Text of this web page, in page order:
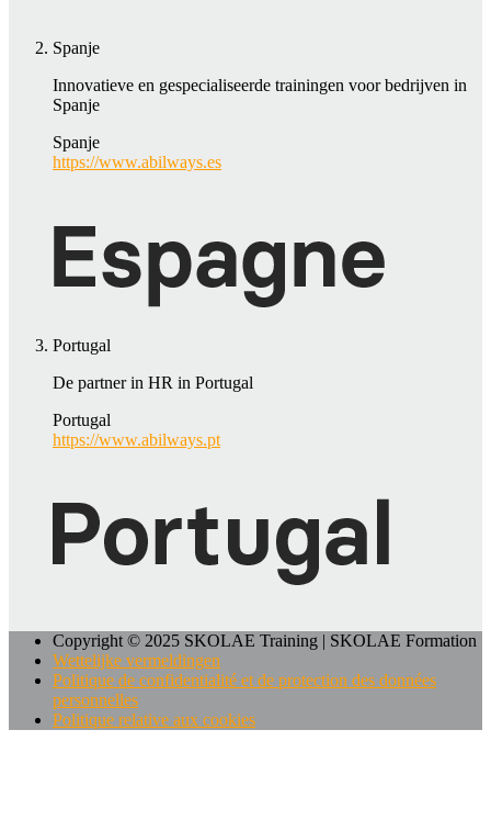
Spanje
Innovatieve en gespecialiseerde trainingen voor bedrijven in
Spanje
Spanje
https://www.abilways.es
Portugal
De partner in HR in Portugal
Portugal
https://www.abilways.pt
Copyright © 2025 SKOLAE Training | SKOLAE Formation
Wettelijke vermeldingen
Politique de confidentialité et de protection des données
personnelles
Politique relative aux cookies